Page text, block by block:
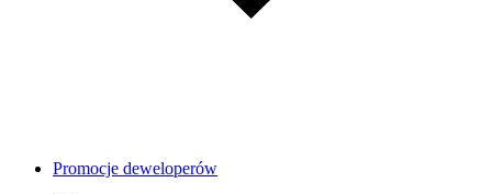
Promocje deweloperów